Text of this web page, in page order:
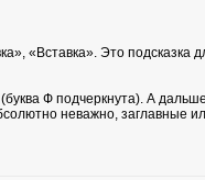
«Вставка». Это подсказка
Ф подчеркнута). А
неважно, заглавные